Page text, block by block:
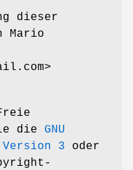
dieser
Mario
die GNU
3 oder